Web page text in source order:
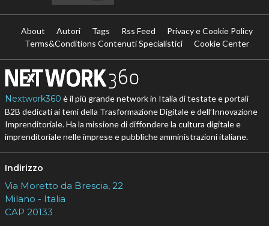
About Autori Tags Rss Feed
Privacy e Cookie Policy
Terms&Conditions Contenuti Specialistici
Cookie Center
Nextwork360 è il più grande network in Italia di testate e portali
B2B dedicati ai temi della Trasformazione Digitale e dell’Innovazione
Imprenditoriale. Ha la missione di diffondere la cultura digitale e
imprenditoriale nelle imprese e pubbliche amministrazioni italiane.
Indirizzo
Via Moretto da Brescia, 22
Milano - Italia
CAP 20133